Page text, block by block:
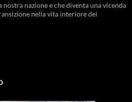
nostra nazione e che diventa una vicenda
nella vita interiore dei